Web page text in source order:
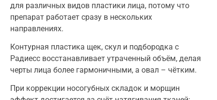
для различных видов пластики лица, потому что
препарат работает сразу в нескольких
направлениях.
Контурная пластика щек, скул и подбородка с
Радиесс восстанавливает утраченный объём, делая
черты лица более гармоничными, а овал – чётким.
При коррекции носогубных складок и морщин